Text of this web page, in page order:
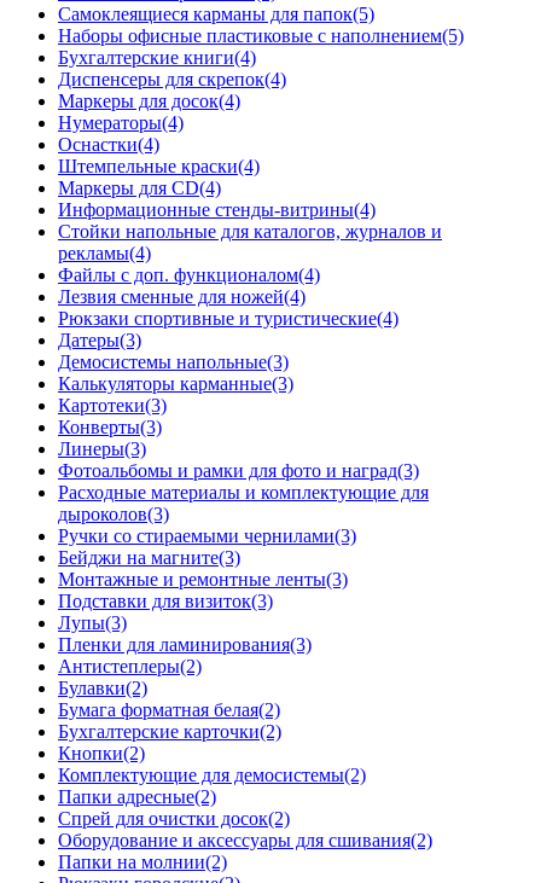
Самоклеящиеся карманы для папок(5)
Наборы офисные пластиковые с наполнением(5)
Бухгалтерские книги(4)
Диспенсеры для скрепок(4)
Маркеры для досок(4)
Нумераторы(4)
Оснастки(4)
Штемпельные краски(4)
Маркеры для СD(4)
Информационные стенды-витрины(4)
Стойки напольные для каталогов, журналов и
рекламы(4)
Файлы с доп. функционалом(4)
Лезвия сменные для ножей(4)
Рюкзаки спортивные и туристические(4)
Датеры(3)
Демосистемы напольные(3)
Калькуляторы карманные(3)
Картотеки(3)
Конверты(3)
Линеры(3)
Фотоальбомы и рамки для фото и наград(3)
Расходные материалы и комплектующие для
дыроколов(3)
Ручки со стираемыми чернилами(3)
Бейджи на магните(3)
Монтажные и ремонтные ленты(3)
Подставки для визиток(3)
Лупы(3)
Пленки для ламинирования(3)
Антистеплеры(2)
Булавки(2)
Бумага форматная белая(2)
Бухгалтерские карточки(2)
Кнопки(2)
Комплектующие для демосистемы(2)
Папки адресные(2)
Спрей для очистки досок(2)
Оборудование и аксессуары для сшивания(2)
Папки на молнии(2)